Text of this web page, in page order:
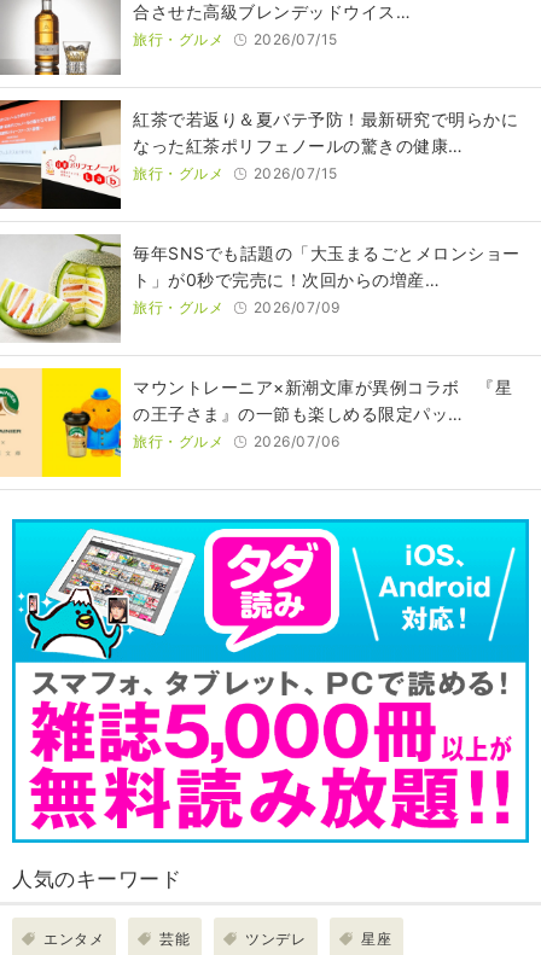
合させた高級ブレンデッドウイス…
旅行・グルメ 2026/07/15
紅茶で若返り＆夏バテ予防！最新研究で明らかに
なった紅茶ポリフェノールの驚きの健康…
旅行・グルメ 2026/07/15
毎年SNSでも話題の「大玉まるごとメロンショー
ト」が0秒で完売に！次回からの増産…
旅行・グルメ 2026/07/09
マウントレーニア×新潮文庫が異例コラボ 『星
の王子さま』の一節も楽しめる限定パッ…
旅行・グルメ 2026/07/06
人気のキーワード
エンタメ 芸能 ツンデレ 星座